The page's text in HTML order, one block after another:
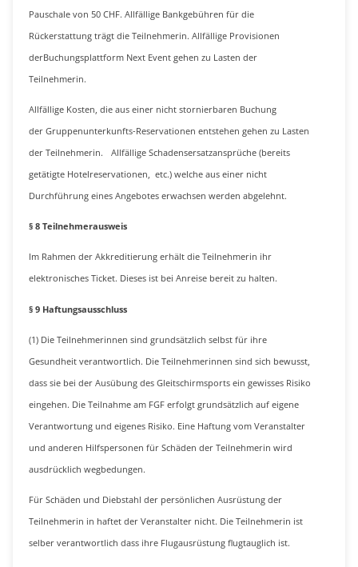
Pauschale von 50 CHF. Allfällige Bankgebühren für die
Rückerstattung trägt die Teilnehmerin. Allfällige Provisionen
derBuchungsplattform Next Event gehen zu Lasten der
Teilnehmerin.
Allfällige Kosten, die aus einer nicht stornierbaren Buchung
der Gruppenunterkunfts-Reservationen entstehen gehen zu Lasten
der Teilnehmerin. Allfällige Schadensersatzansprüche (bereits
getätigte Hotelreservationen, etc.) welche aus einer nicht
Durchführung eines Angebotes erwachsen werden abgelehnt.
§ 8 Teilnehmerausweis
Im Rahmen der Akkreditierung erhält die Teilnehmerin ihr
elektronisches Ticket. Dieses ist bei Anreise bereit zu halten.
§ 9 Haftungsausschluss
(1) Die Teilnehmerinnen sind grundsätzlich selbst für ihre
Gesundheit verantwortlich. Die Teilnehmerinnen sind sich bewusst,
dass sie bei der Ausübung des Gleitschirmsports ein gewisses Risiko
eingehen. Die Teilnahme am FGF erfolgt grundsätzlich auf eigene
Verantwortung und eigenes Risiko. Eine Haftung vom Veranstalter
und anderen Hilfspersonen für Schäden der Teilnehmerin wird
ausdrücklich wegbedungen.
Für Schäden und Diebstahl der persönlichen Ausrüstung der
Teilnehmerin in haftet der Veranstalter nicht. Die Teilnehmerin ist
selber verantwortlich dass ihre Flugausrüstung flugtauglich ist.